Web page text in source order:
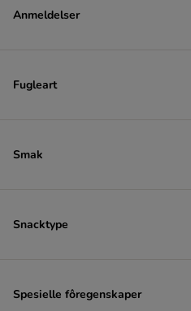
Anmeldelser
Fugleart
Smak
Snacktype
Spesielle fôregenskaper